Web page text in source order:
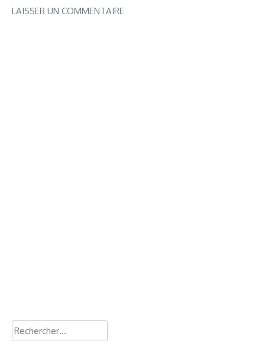
LAISSER UN COMMENTAIRE
Rechercher :